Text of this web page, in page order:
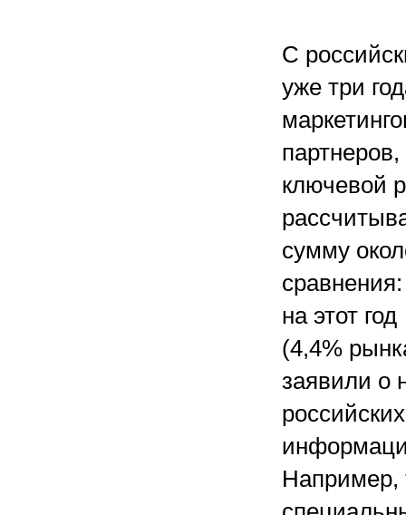
С
уже три
ключевой
сумму
на этот
(4,4%
заявили о
Например,